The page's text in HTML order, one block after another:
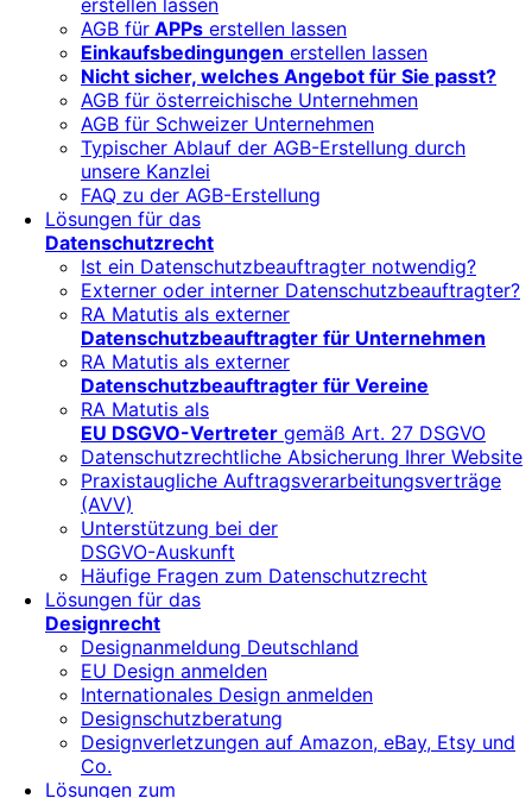
erstellen lassen
AGB für APPs erstellen lassen
Einkaufsbedingungen erstellen lassen
Nicht sicher, welches Angebot für Sie passt?
AGB für österreichische Unternehmen
AGB für Schweizer Unternehmen
Typischer Ablauf der AGB-Erstellung durch
unsere Kanzlei
FAQ zu der AGB-Erstellung
Lösungen für das
Datenschutzrecht
Ist ein Datenschutzbeauftragter notwendig?
Externer oder interner Datenschutzbeauftragter?
RA Matutis als externer
Datenschutzbeauftragter für Unternehmen
RA Matutis als externer
Datenschutzbeauftragter für Vereine
RA Matutis als
EU DSGVO-Vertreter gemäß Art. 27 DSGVO
Datenschutzrechtliche Absicherung Ihrer Website
Praxistaugliche Auftragsverarbeitungsverträge
(AVV)
Unterstützung bei der
DSGVO-Auskunft
Häufige Fragen zum Datenschutzrecht
Lösungen für das
Designrecht
Designanmeldung Deutschland
EU Design anmelden
Internationales Design anmelden
Designschutzberatung
Designverletzungen auf Amazon, eBay, Etsy und
Co.
Lösungen zum